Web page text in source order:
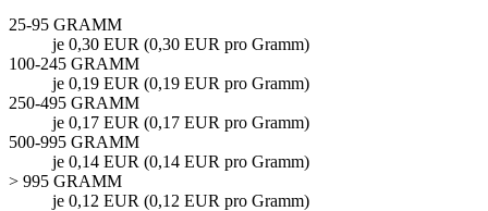
25-95 GRAMM
je 0,30 EUR (0,30 EUR pro Gramm)
100-245 GRAMM
je 0,19 EUR (0,19 EUR pro Gramm)
250-495 GRAMM
je 0,17 EUR (0,17 EUR pro Gramm)
500-995 GRAMM
je 0,14 EUR (0,14 EUR pro Gramm)
> 995 GRAMM
je 0,12 EUR (0,12 EUR pro Gramm)